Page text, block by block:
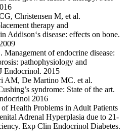
Christensen M, et al.
therapy and
Addison‘s disease: effects on bone.
Management of endocrine disease:
pathophysiology and
Endocrinol. 2015
AM, De Martino MC. et al.
syndrome: State of the art.
2016
Health Problems in Adult Patients
Adrenal Hyperplasia due to 21-
Exp Clin Endocrinol Diabetes.